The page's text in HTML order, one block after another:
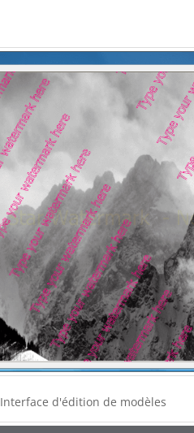
Interface d'édition de modèles